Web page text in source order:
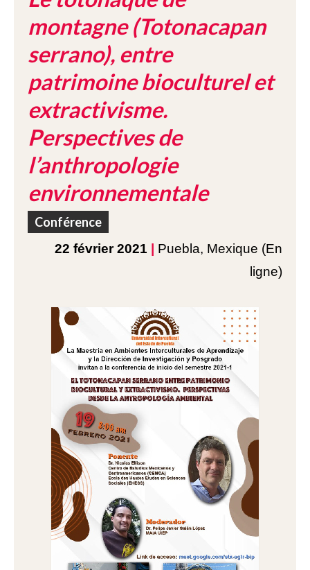
montagne (Totonacapan
serrano), entre
patrimoine bioculturel et
extractivisme.
Perspectives de
l’anthropologie
environnementale
Conférence
22 février 2021
Puebla, Mexique (En
ligne)